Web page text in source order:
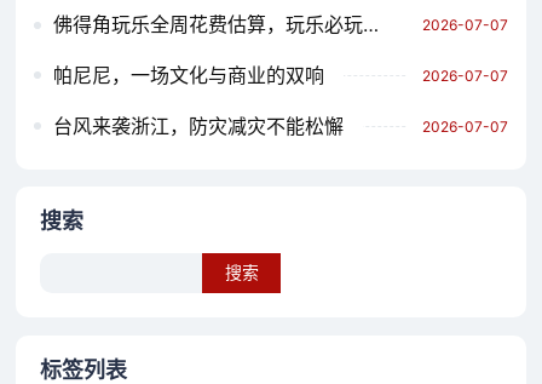
佛得角玩乐全周花费估算，玩乐必玩的一周活动 2026-07-07
帕尼尼，一场文化与商业的双响 2026-07-07
台风来袭浙江，防灾减灾不能松懈 2026-07-07
搜索
标签列表